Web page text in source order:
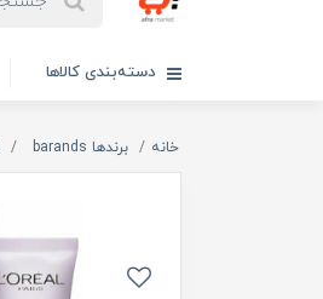
دسته‌بندی کالاها
خانه برندها barands